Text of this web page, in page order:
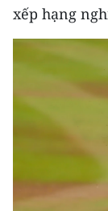
Media Thể
Media Giáo
Media Y tế
Media Khoa
Media Môi
Ảnh
xếp hạng